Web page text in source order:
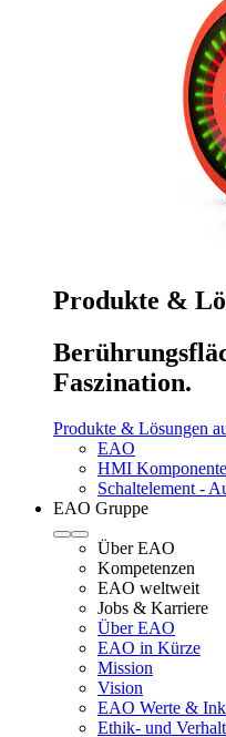
Produkte &
Faszination.
Produkte & Lösungen
EAO
HMI
Schaltelement -
EAO Gruppe
Über EAO
Kompetenzen
EAO weltweit
Jobs & Karriere
Über EAO
EAO in Kürze
Mission
Vision
EAO Werte &
Ethik- und